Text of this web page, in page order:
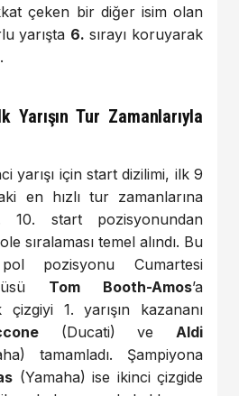
çeken bir diğer isim olan
yarışta 6. sırayı koruyarak
Tur Zamanlarıyla
yarışı için start dizilimi, ilk 9
en hızlı tur zamanlarına
10. start pozisyonundan
sıralaması temel alındı. Bu
pozisyonu Cumartesi
Tom Booth-Amos’a
1. yarışın kazananı
(Ducati) ve Aldi
tamamladı. Şampiyona
(Yamaha) ise ikinci çizgide